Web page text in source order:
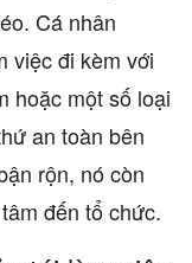
Cá nhân
việc đi kèm với
hoặc một số loại
an toàn bên
rộn, nó còn
đến tổ chức.